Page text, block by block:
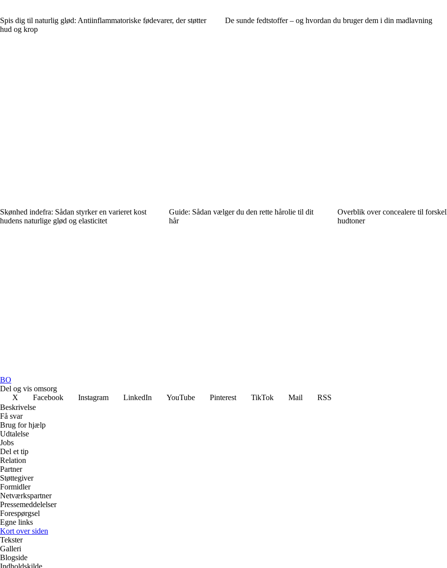
Spis dig til naturlig glød: Antiinflammatoriske fødevarer, der støtter
hud og krop
De sunde fedtstoffer – og hvordan du bruger dem i din madlavning
Skønhed indefra: Sådan styrker en varieret kost
hudens naturlige glød og elasticitet
Guide: Sådan vælger du den rette hårolie til dit
hår
Overblik over concealere til
hudtoner
BO
Del og vis omsorg
X
Facebook Instagram LinkedIn YouTube Pinterest TikTok Mail
RSS
Beskrivelse
Få svar
Brug for hjælp
Udtalelse
Jobs
Del et tip
Relation
Partner
Støttegiver
Formidler
Netværkspartner
Pressemeddelelser
Forespørgsel
Egne links
Kort over siden
Tekster
Galleri
Blogside
Indholdskilde